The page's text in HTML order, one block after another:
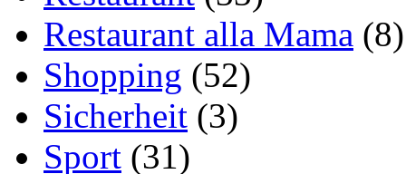
Restaurant alla Mama (8)
Shopping (52)
Sicherheit (3)
Sport (31)